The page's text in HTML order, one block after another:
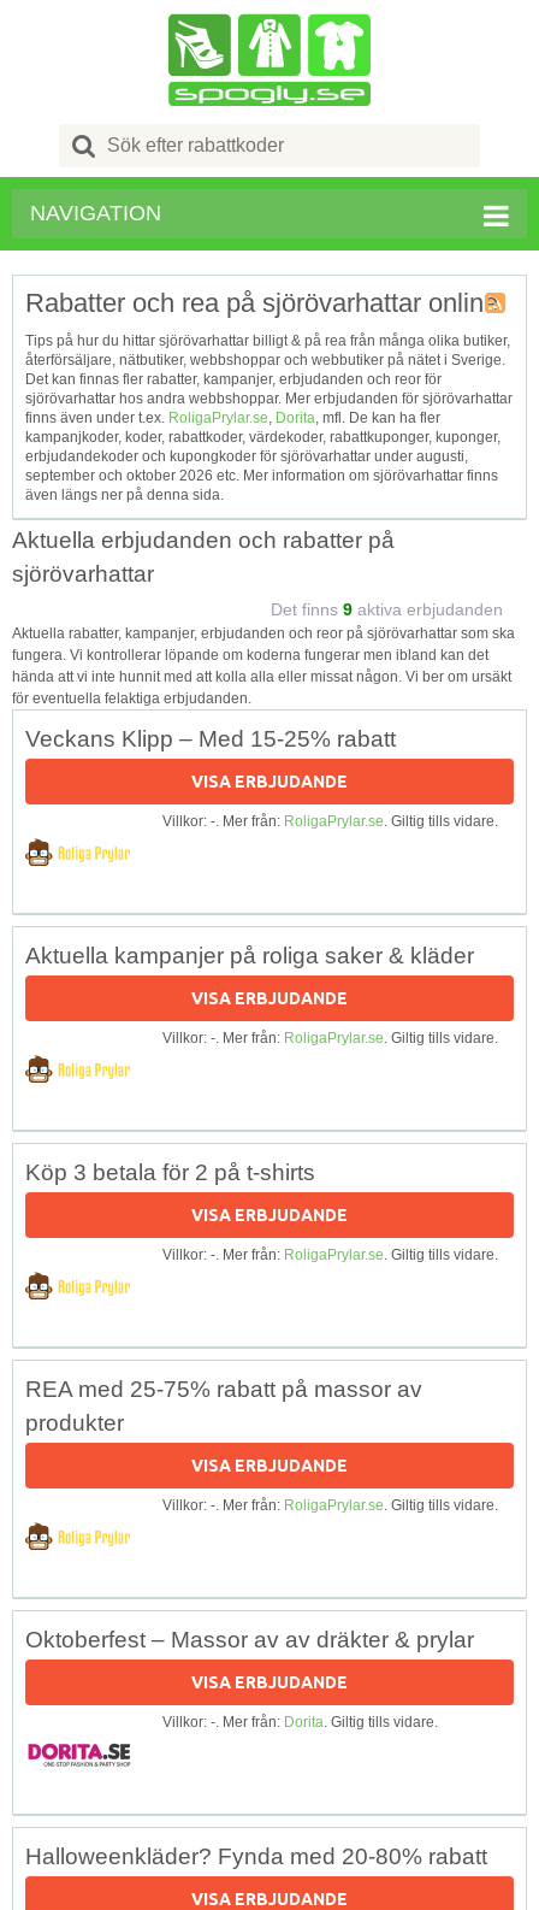
Search
for:
NAVIGATION
Tagg
RSS
Rabatter och rea på sjörövarhattar online
Tips på hur du hittar sjörövarhattar billigt & på rea från många olika butiker,
återförsäljare, nätbutiker, webbshoppar och webbutiker på nätet i Sverige.
Det kan finnas fler rabatter, kampanjer, erbjudanden och reor för
sjörövarhattar hos andra webbshoppar. Mer erbjudanden för sjörövarhattar
finns även under t.ex. RoligaPrylar.se, Dorita, mfl. De kan ha fler
kampanjkoder, koder, rabattkoder, värdekoder, rabattkuponger, kuponger,
erbjudandekoder och kupongkoder för sjörövarhattar under augusti,
september och oktober 2026 etc. Mer information om sjörövarhattar finns
även längs ner på denna sida.
Aktuella erbjudanden och rabatter på
sjörövarhattar
Det finns 9 aktiva erbjudanden
Aktuella rabatter, kampanjer, erbjudanden och reor på sjörövarhattar som ska
fungera. Vi kontrollerar löpande om koderna fungerar men ibland kan det
hända att vi inte hunnit med att kolla alla eller missat någon. Vi ber om ursäkt
för eventuella felaktiga erbjudanden.
Veckans Klipp – Med 15-25% rabatt
VISA ERBJUDANDE
Villkor: -. Mer från: RoligaPrylar.se. Giltig tills vidare.
Aktuella kampanjer på roliga saker & kläder
VISA ERBJUDANDE
Villkor: -. Mer från: RoligaPrylar.se. Giltig tills vidare.
Köp 3 betala för 2 på t-shirts
VISA ERBJUDANDE
Villkor: -. Mer från: RoligaPrylar.se. Giltig tills vidare.
REA med 25-75% rabatt på massor av
produkter
VISA ERBJUDANDE
Villkor: -. Mer från: RoligaPrylar.se. Giltig tills vidare.
Oktoberfest – Massor av av dräkter & prylar
VISA ERBJUDANDE
Villkor: -. Mer från: Dorita. Giltig tills vidare.
Halloweenkläder? Fynda med 20-80% rabatt
VISA ERBJUDANDE